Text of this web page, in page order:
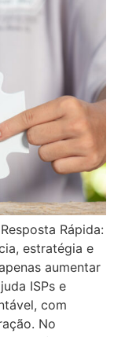
Rápida:
estratégia e
aumentar
ISPs e
com
No